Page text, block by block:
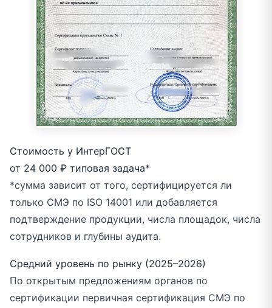
Стоимость у ИнтерГОСТ
от 24 000 ₽ типовая задача*
*сумма зависит от того, сертифицируется ли
только СМЭ по ISO 14001 или добавляется
подтверждение продукции, числа площадок, числа
сотрудников и глубины аудита.
Средний уровень по рынку (2025–2026)
По открытым предложениям органов по
сертификации первичная сертификация СМЭ по